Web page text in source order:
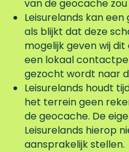
van de geocache
Leisurelands kan
als blijkt dat deze
mogelijk geven wij
een lokaal
gezocht wordt naar
Leisurelands houdt
het terrein geen
de geocache. De
Leisurelands hierop
aansprakelijk stellen.